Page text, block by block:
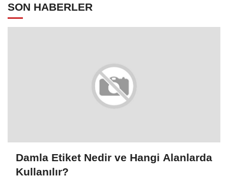
SON HABERLER
Damla Etiket Nedir ve Hangi Alanlarda
Kullanılır?